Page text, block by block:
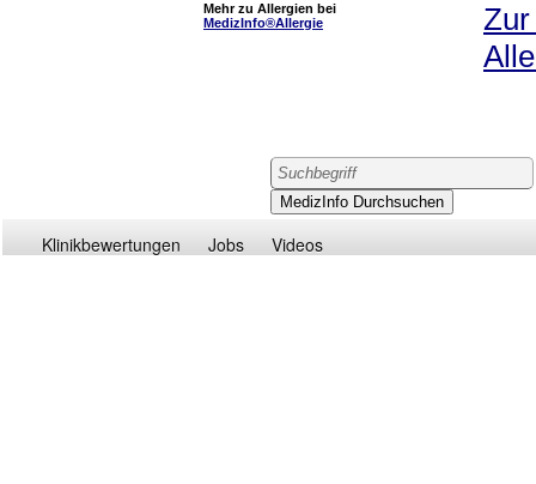
Mehr zu Allergien bei
MedizInfo®Allergie
Klinikbewertungen Jobs Videos